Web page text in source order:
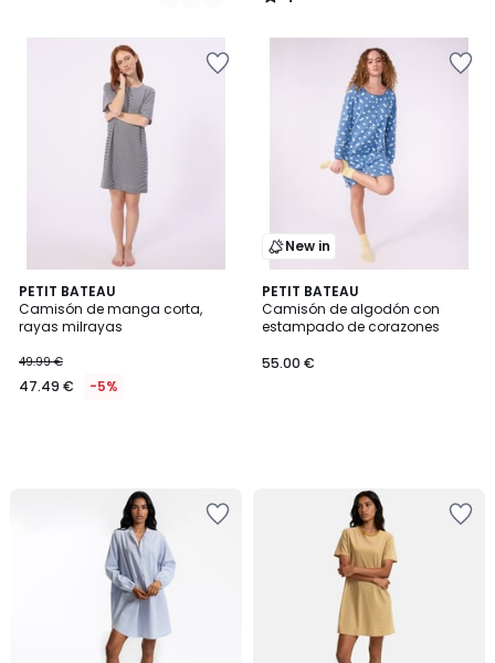
/
PETIT BATEAU
Camisón de manga corta,
rayas milrayas
49.99 €
47.49 € -5%
New in
PETIT BATEAU
Camisón de algodón con
estampado de corazones
55.00 €